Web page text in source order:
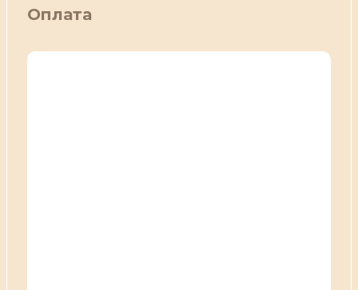
Оплата